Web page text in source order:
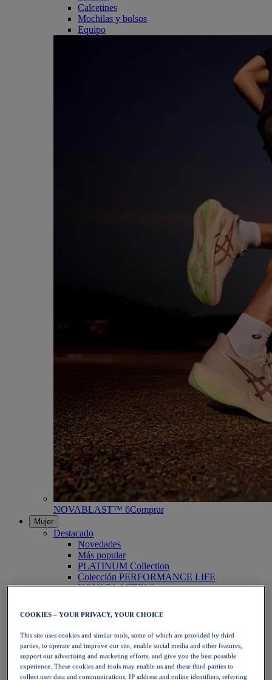
Calcetines
Mochilas y bolsos
Equipo
NOVABLAST™ 6Comprar
Mujer
Destacado
Novedades
Más popular
PLATINUM Collection
Colección PERFORMANCE LIFE
NOVABLAST™ 6
Running
Trail Running
Tenis
Voleibol
Balonmano
Pádel
Netball
COOKIES – YOUR PRIVACY, YOUR CHOICE
This site uses cookies and similar tools, some of which are provided by third
parties, to operate and improve our site, enable social media and other features,
support our advertising and marketing efforts, and give you the best possible
experience. These cookies and tools may enable us and these third parties to
collect user data and communications, IP address and online identifiers, referring